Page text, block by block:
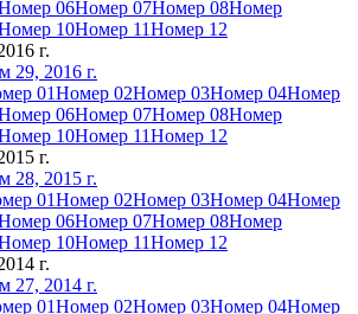
06Номер 07Номер 08Номер
10Номер 11Номер 12
г.
29, 2016 г.
01Номер 02Номер 03Номер 04Номер
06Номер 07Номер 08Номер
10Номер 11Номер 12
г.
28, 2015 г.
01Номер 02Номер 03Номер 04Номер
06Номер 07Номер 08Номер
10Номер 11Номер 12
г.
27, 2014 г.
01Номер 02Номер 03Номер 04Номер